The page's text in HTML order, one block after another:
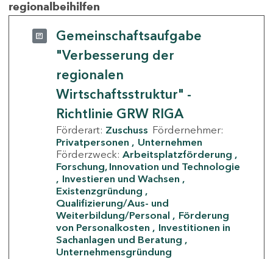
regionalbeihilfen
Gemeinschaftsaufgabe
"Verbesserung der
regionalen
Wirtschaftsstruktur" -
Richtlinie GRW RIGA
Förderart: Zuschuss Fördernehmer:
Privatpersonen
Unternehmen
Förderzweck: Arbeitsplatzförderung
Forschung, Innovation und Technologie
Investieren und Wachsen
Existenzgründung
Qualifizierung/Aus- und
Weiterbildung/Personal
Förderung
von Personalkosten
Investitionen in
Sachanlagen und Beratung
Unternehmensgründung